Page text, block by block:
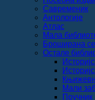
Савременик
Антологије
Атлас
Мала
Броширана
Остале
Мали
Поучник